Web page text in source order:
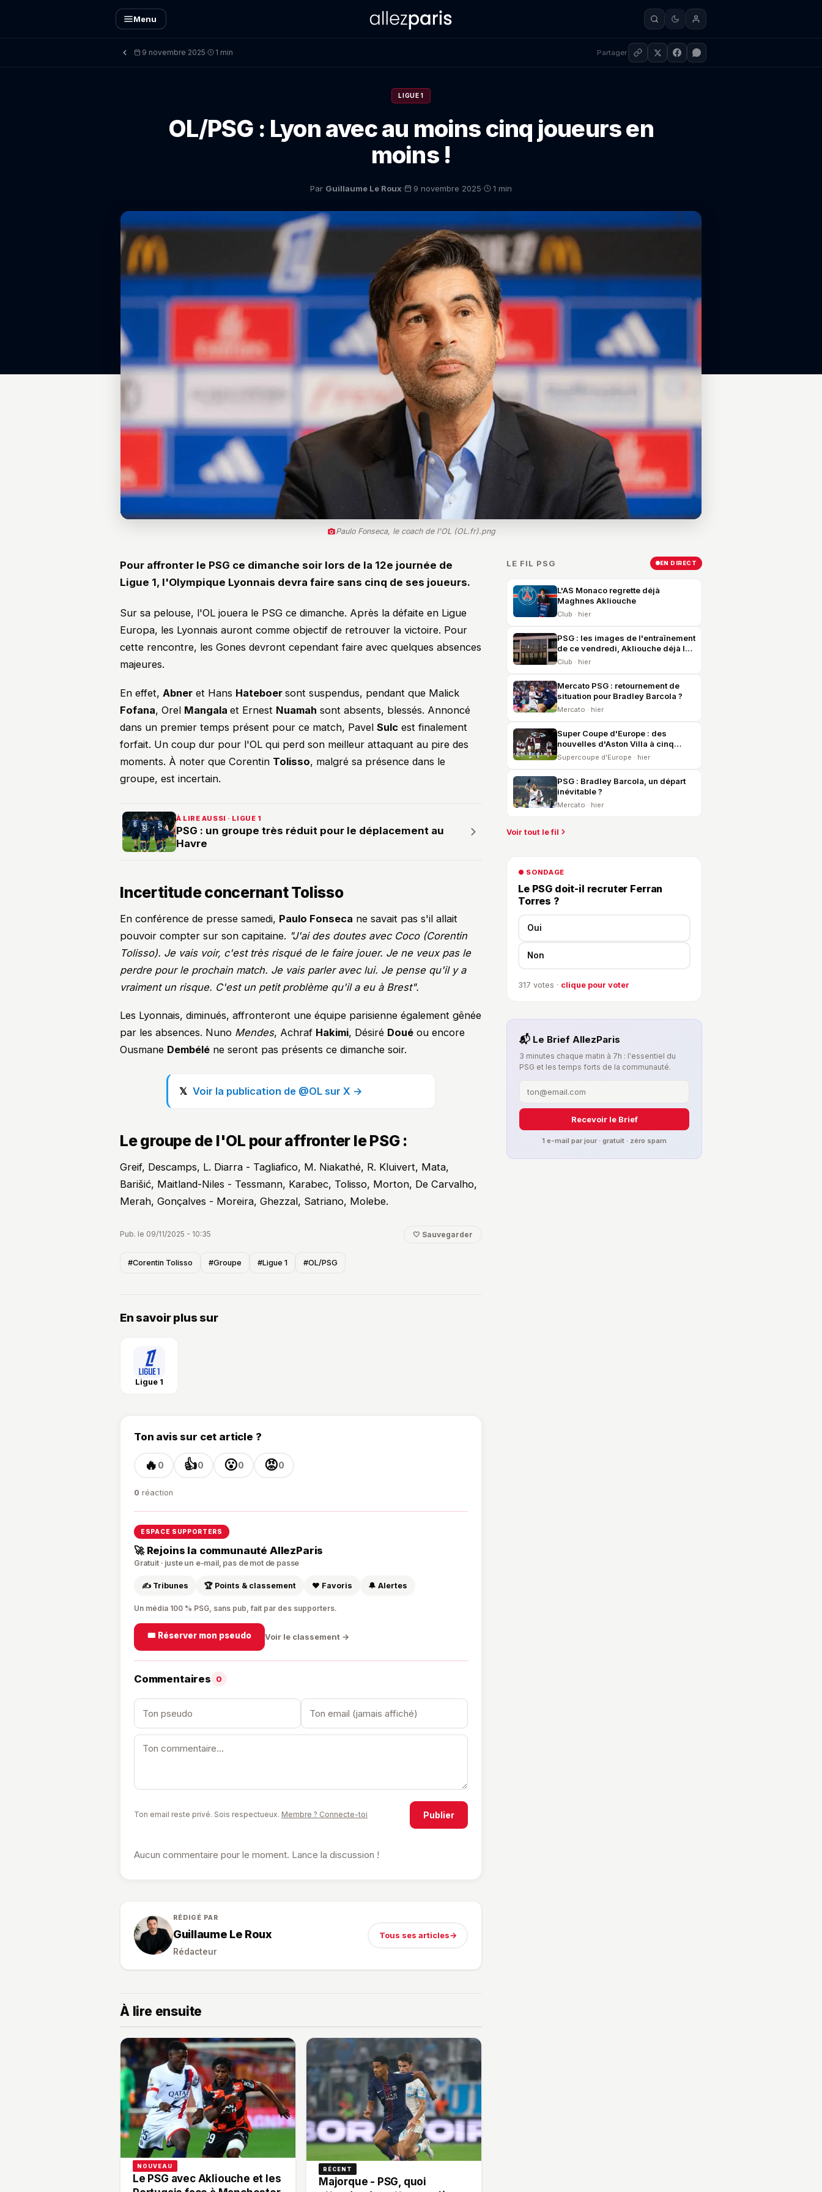
Menu
9 novembre 2025· 1 min Partager
LIGUE 1
OL/PSG : Lyon avec au moins cinq joueurs en
moins !
Par Guillaume Le Roux· 9 novembre 2025· 1 min
Paulo Fonseca, le coach de l'OL (OL.fr).png
Pour affronter le PSG ce dimanche soir lors de la 12e journée de
Ligue 1, l'Olympique Lyonnais devra faire sans cinq de ses joueurs.
Sur sa pelouse, l'OL jouera le PSG ce dimanche. Après la défaite en Ligue
Europa, les Lyonnais auront comme objectif de retrouver la victoire. Pour
cette rencontre, les Gones devront cependant faire avec quelques absences
majeures.
En effet, Abner et Hans Hateboer sont suspendus, pendant que Malick
Fofana, Orel Mangala et Ernest Nuamah sont absents, blessés. Annoncé
dans un premier temps présent pour ce match, Pavel Sulc est finalement
forfait. Un coup dur pour l'OL qui perd son meilleur attaquant au pire des
moments. À noter que Corentin Tolisso, malgré sa présence dans le
groupe, est incertain.
À LIRE AUSSI · LIGUE 1
PSG : un groupe très réduit pour le déplacement au
Havre
Incertitude concernant Tolisso
En conférence de presse samedi, Paulo Fonseca ne savait pas s'il allait
pouvoir compter sur son capitaine. "J'ai des doutes avec Coco (Corentin
Tolisso). Je vais voir, c'est très risqué de le faire jouer. Je ne veux pas le
perdre pour le prochain match. Je vais parler avec lui. Je pense qu'il y a
vraiment un risque. C'est un petit problème qu'il a eu à Brest".
Les Lyonnais, diminués, affronteront une équipe parisienne également gênée
par les absences. Nuno Mendes, Achraf Hakimi, Désiré Doué ou encore
Ousmane Dembélé ne seront pas présents ce dimanche soir.
Voir la publication de @OL sur X →
Le groupe de l'OL pour affronter le PSG :
Greif, Descamps, L. Diarra - Tagliafico, M. Niakathé, R. Kluivert, Mata,
Barišić, Maitland-Niles - Tessmann, Karabec, Tolisso, Morton, De Carvalho,
Merah, Gonçalves - Moreira, Ghezzal, Satriano, Molebe.
Pub. le 09/11/2025 - 10:35 🤍 Sauvegarder
#Corentin Tolisso #Groupe #Ligue 1 #OL/PSG
En savoir plus sur
Ligue 1
Ton avis sur cet article ?
🔥 0 👍0 😮0 😡0
0 réaction
ESPACE SUPPORTERS
🚀 Rejoins la communauté AllezParis
Gratuit · juste un e-mail, pas de mot de passe
✍️ Tribunes 🏆 Points & classement ❤️ Favoris 🔔 Alertes
Un média 100 % PSG, sans pub, fait par des supporters.
🎟️ Réserver mon pseudo Voir le classement →
Commentaires 0
Ton email reste privé. Sois respectueux. Membre ? Connecte-toi Publier
Aucun commentaire pour le moment. Lance la discussion !
RÉDIGÉ PAR
Guillaume Le Roux
Rédacteur
Tous ses articles→
À lire ensuite
NOUVEAU
Le PSG avec Akliouche et les
RÉCENT
Majorque - PSG, quoi
LE FIL PSG EN DIRECT
L'AS Monaco regrette déjà
Maghnes Akliouche
Club · hier
PSG : les images de l'entraînement
de ce vendredi, Akliouche déjà là
et United en vue
Club · hier
Mercato PSG : retournement de
situation pour Bradley Barcola ?
Mercato · hier
Super Coupe d'Europe : des
nouvelles d'Aston Villa à cinq
jours du PSG
Supercoupe d'Europe · hier
PSG : Bradley Barcola, un départ
inévitable ?
Mercato · hier
Voir tout le fil
● SONDAGE
Le PSG doit-il recruter Ferran
Torres ?
Oui
Non
317 votes · clique pour voter
📬 Le Brief AllezParis
3 minutes chaque matin à 7h : l'essentiel du
PSG et les temps forts de la communauté.
Recevoir le Brief
1 e-mail par jour · gratuit · zéro spam